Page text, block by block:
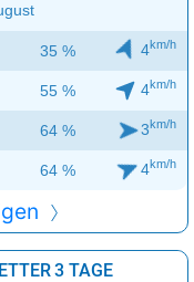
35 % 4km/h
55 % 4km/h
64 % 3km/h
64 % 4km/h
3 TAGE